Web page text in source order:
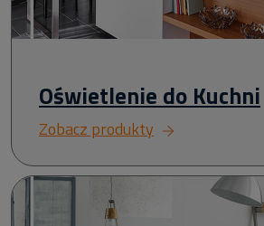
Oświetlenie do Kuchni
Zobacz produkty